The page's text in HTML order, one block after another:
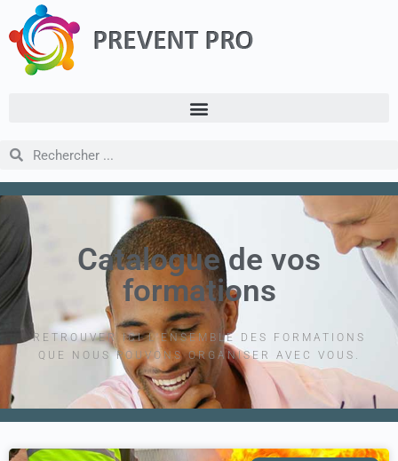
Catalogue de vos
formations
RETROUVER ICI L'ENSEMBLE DES FORMATIONS
QUE NOUS POUVONS ORGANISER AVEC VOUS.